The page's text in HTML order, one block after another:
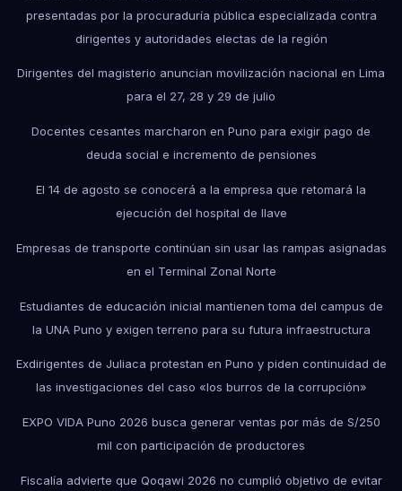
presentadas por la procuraduría pública especializada contra
dirigentes y autoridades electas de la región
Dirigentes del magisterio anuncian movilización nacional en Lima
para el 27, 28 y 29 de julio
Docentes cesantes marcharon en Puno para exigir pago de
deuda social e incremento de pensiones
El 14 de agosto se conocerá a la empresa que retomará la
ejecución del hospital de Ilave
Empresas de transporte continúan sin usar las rampas asignadas
en el Terminal Zonal Norte
Estudiantes de educación inicial mantienen toma del campus de
la UNA Puno y exigen terreno para su futura infraestructura
Exdirigentes de Juliaca protestan en Puno y piden continuidad de
las investigaciones del caso «los burros de la corrupción»
EXPO VIDA Puno 2026 busca generar ventas por más de S/250
mil con participación de productores
Fiscalía advierte que Qoqawi 2026 no cumplió objetivo de evitar